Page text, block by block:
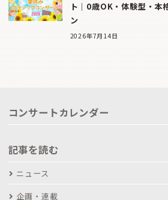
ト｜0歳OK・体験型・本
ン
2026年7月14日
コンサートカレンダー
記事を読む
ニュース
企画・連載